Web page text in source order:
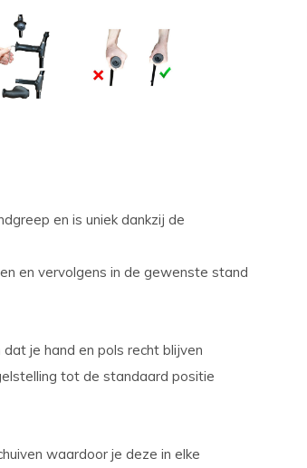
en is uniek dankzij de
en vervolgens in de gewenste stand
je hand en pols recht blijven
tot de standaard positie
waardoor je deze in elke